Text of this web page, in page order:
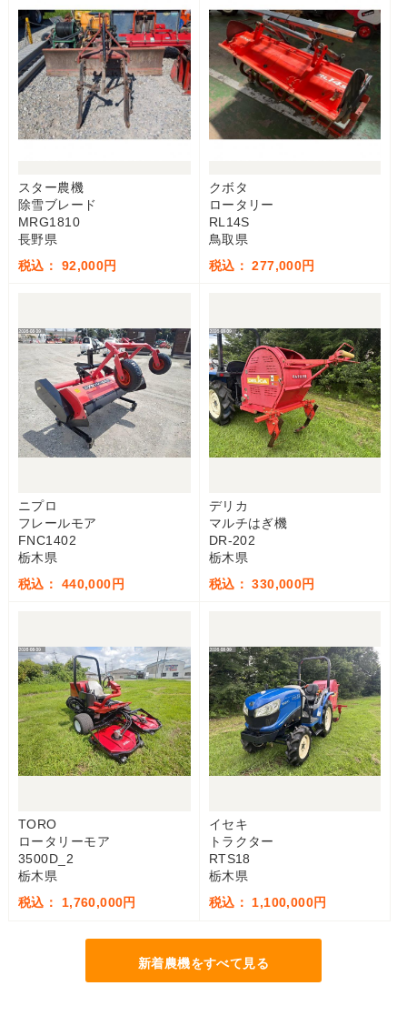
スター農機
除雪ブレード
MRG1810
長野県
税込： 92,000円
クボタ
ロータリー
RL14S
鳥取県
税込： 277,000円
ニプロ
フレールモア
FNC1402
栃木県
税込： 440,000円
デリカ
マルチはぎ機
DR-202
栃木県
税込： 330,000円
TORO
ロータリーモア
3500D_2
栃木県
税込： 1,760,000円
イセキ
トラクター
RTS18
栃木県
税込： 1,100,000円
新着農機をすべて見る